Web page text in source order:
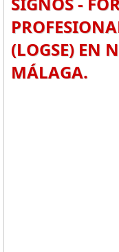
(LOGSE) EN
MÁLAGA.